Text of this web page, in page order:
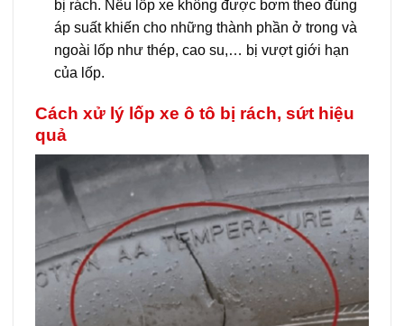
bị rách. Nếu lốp xe không được bơm theo đúng
áp suất khiến cho những thành phần ở trong và
ngoài lốp như thép, cao su,… bị vượt giới hạn
của lốp.
Cách xử lý lốp xe ô tô bị rách, sứt hiệu
quả